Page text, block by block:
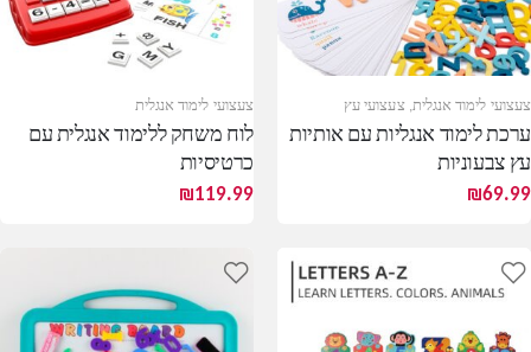
צעצועי לימוד אנגלית, צעצועי עץ
ערכת לימוד אנגליות עם אותיות
עץ צבעוניות
₪69.99
צעצועי לימוד אנגלית
לוח משחק ללימוד אנגלית עם
כרטיסיות
₪119.99